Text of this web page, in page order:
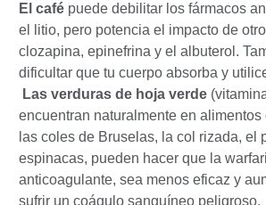
El café puede debilitar los fármacos
el litio, pero potencia el impacto de
clozapina, epinefrina y el albuterol.
dificultar que tu cuerpo absorba y
Las verduras de hoja verde
encuentran naturalmente en alimentos
las coles de Bruselas, la col rizada, el
espinacas, pueden hacer que la
anticoagulante, sea menos eficaz y
sufrir un coágulo sanguíneo peligroso.